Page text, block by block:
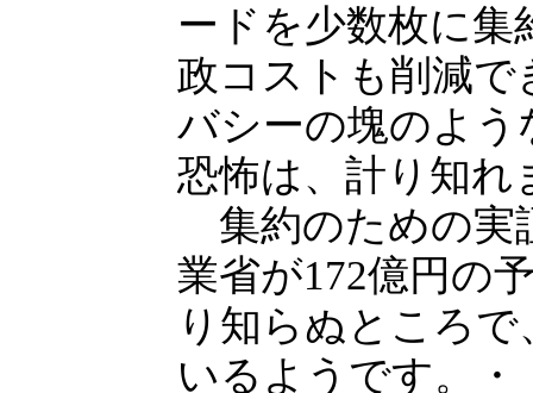
ードを少数枚に集
政コストも削減
バシーの塊のよう
恐怖は、計り知れ
集約のための実
業省が172億円の
り知らぬところ
いるようです。・